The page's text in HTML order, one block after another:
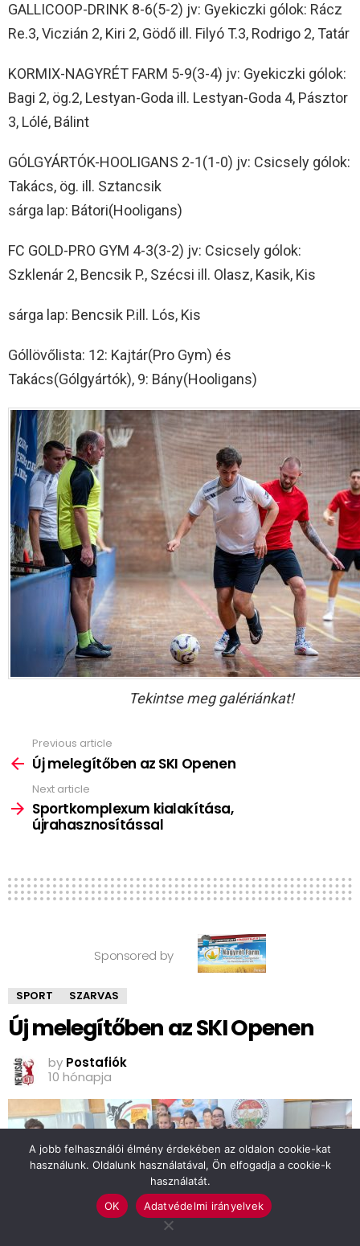
GALLICOOP-DRINK 8-6(5-2) jv: Gyekiczki gólok: Rácz
Re.3, Viczián 2, Kiri 2, Gödő ill. Filyó T.3, Rodrigo 2, Tatár
KORMIX-NAGYRÉT FARM 5-9(3-4) jv: Gyekiczki gólok:
Bagi 2, ög.2, Lestyan-Goda ill. Lestyan-Goda 4, Pásztor
3, Lólé, Bálint
GÓLGYÁRTÓK-HOOLIGANS 2-1(1-0) jv: Csicsely gólok:
Takács, ög. ill. Sztancsik
sárga lap: Bátori(Hooligans)
FC GOLD-PRO GYM 4-3(3-2) jv: Csicsely gólok:
Szklenár 2, Bencsik P., Szécsi ill. Olasz, Kasik, Kis
sárga lap: Bencsik P.ill. Lós, Kis
Góllövőlista: 12: Kajtár(Pro Gym) és
Takács(Gólgyártók), 9: Bány(Hooligans)
Tekintse meg galériánkat!
more
Previous article
Új melegítőben az SKI Openen
Next article
Sportkomplexum kialakítása,
újrahasznosítással
Sponsored by
SPORT SZARVAS
Új melegítőben az SKI Openen
by Postafiók
10 hónapja
A jobb felhasználói élmény érdekében az oldalon cookie-kat
használunk. Oldalunk használatával, Ön elfogadja a cookie-k
használatát.
OK
Adatvédelmi irányelvek